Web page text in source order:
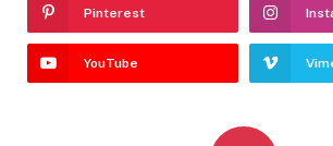
Pinterest
YouTube